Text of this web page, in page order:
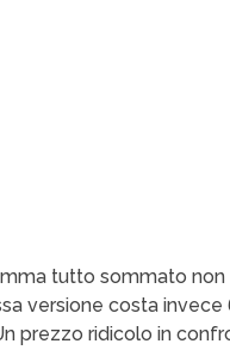
tutto sommato
versione costa
prezzo ridicolo in